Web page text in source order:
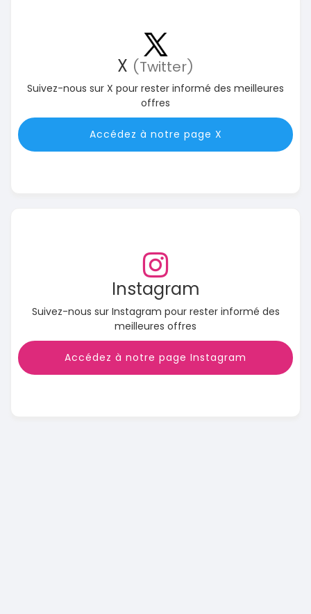
X (Twitter)
Suivez-nous sur X pour rester informé des meilleures
offres
Accédez à notre page X
Instagram
Suivez-nous sur Instagram pour rester informé des
meilleures offres
Accédez à notre page Instagram